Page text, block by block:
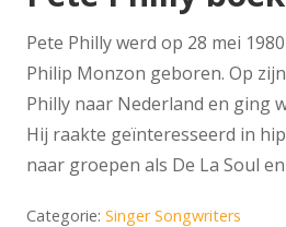
Pete Philly werd op 28 mei
Philip Monzon geboren. Op
Philly naar Nederland en ging
Hij raakte geïnteresseerd in
naar groepen als De La Soul
Categorie: Singer Songwriters